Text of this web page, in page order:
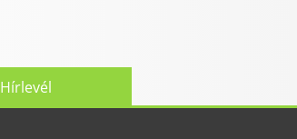
Hírlevél